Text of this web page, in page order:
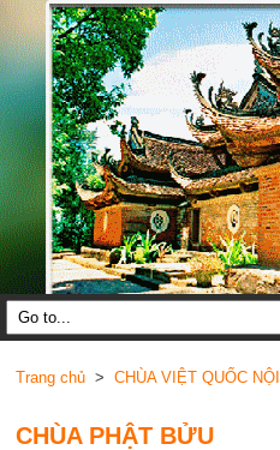
Trang chủ> CHÙA VIỆT QUỐC NỘI
CHÙA PHẬT BỬU